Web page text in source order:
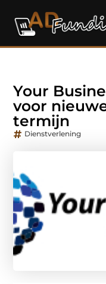
Your
voor
termijn
Dienstverlening